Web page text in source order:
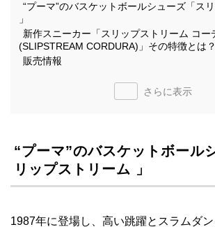
“プーマ”のバスケットボールシューズ「ス
」
新作スニーカー「スリップストリーム コー
(SLIPSTREAM CORDURA)」その特徴とは？
販売情報
さらに表示
“プーマ”のバスケットボール
リップストリーム 」
1987年に登場し、高い跳躍とスラムダ